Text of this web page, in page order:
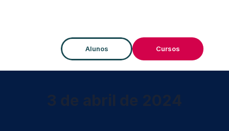
Alunos Cursos